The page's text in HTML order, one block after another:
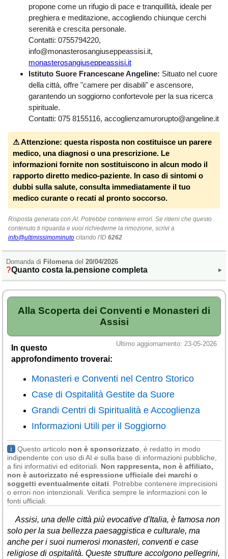
propone come un rifugio di pace e tranquillità, ideale per
preghiera e meditazione, accogliendo chiunque cerchi
serenità e crescita personale.
Contatti: 0755794220,
info@monasterosangiuseppeassisi.it,
monasterosangiuseppeassisi.it
Istituto Suore Francescane Angeline: Situato nel cuore
della città, offre "camere per disabili" e ascensore,
garantendo un soggiorno confortevole per la sua ricerca
spirituale.
Contatti: 075 8155116, accoglienzamurorupto@angeline.it
⚠ Attenzione: questa risposta non costituisce un parere
medico, una diagnosi o una prescrizione. Le
informazioni fornite non sostituiscono in alcun modo il
rapporto diretto medico-paziente. In caso di sintomi o
dubbi sulla salute, consulta immediatamente il tuo
medico curante o recati al pronto soccorso.
Risposta generata con AI. Potrebbe contenere errori. Se ritieni che questo
contenuto ti riguarda e vuoi richiederne la rimozione, scrivi a
info@ultimissimominuto citando l'ID 6262
Domanda di Filomena del 20/04/2026
Quanto costa la.pensione completa ▸
Alla Scoperta dei Conventi e Monasteri di
Assisi
Ultimo aggiornamento: 23-05-2026
In questo
approfondimento troverai:
Monasteri e Conventi nel Centro Storico
Case di Ospitalità Gestite da Suore
Grandi Centri di Spiritualità e Accoglienza
Informazioni Utili per il Soggiorno
ℹ Questo articolo non è sponsorizzato, è redatto in modo
indipendente con uso di AI e sulla base di informazioni pubbliche,
a fini informativi ed editoriali. Non rappresenta, non è affiliato,
non è autorizzato né espressione ufficiale dei marchi o
soggetti eventualmente citati. Potrebbe contenere imprecisioni
o errori non intenzionali. Verifica sempre le informazioni con le
fonti ufficiali.
Assisi, una delle città più evocative d'Italia, è famosa non
solo per la sua bellezza paesaggistica e culturale, ma
anche per i suoi numerosi monasteri, conventi e case
religiose di ospitalità. Queste strutture accolgono pellegrini,
Sicilia(821)
Toscana(448)
Trentino - Alto Adige
Umbria(103)
Valle d'Aosta(28)
Veneto(179)